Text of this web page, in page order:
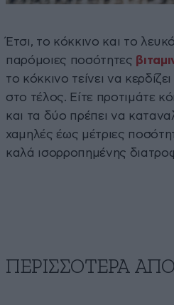
Έτσι, το κόκκινο και το
παρόμοιες ποσότητες
το κόκκινο τείνει να
στο τέλος. Είτε προτιμάτε
και τα δύο πρέπει να
χαμηλές έως μέτριες
καλά ισορροπημένης
ΠΕΡΙΣΣΟΤΕΡΑ